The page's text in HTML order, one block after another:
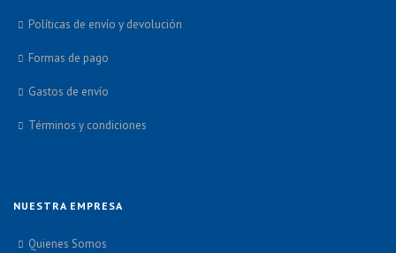
Políticas de envío y devolución
Formas de pago
Gastos de envío
Términos y condiciones
NUESTRA EMPRESA
Quienes Somos